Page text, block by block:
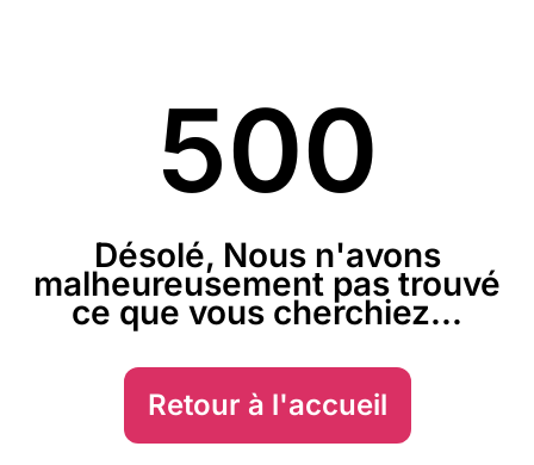
500
Désolé, Nous n'avons
malheureusement pas trouvé
ce que vous cherchiez...
Retour à l'accueil